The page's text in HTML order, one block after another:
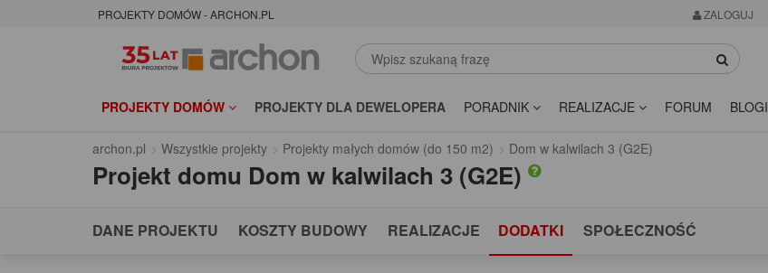
PROJEKTY DOMÓW - ARCHON.PL ZALOGUJ
PROJEKTY DOMÓW PROJEKTY DLA DEWELOPERA PORADNIK REALIZACJE FORUM BLOGI
archon.pl Wszystkie projekty Projekty małych domów (do 150 m2) Dom w kalwilach 3 (G2E)
Projekt domu Dom w kalwilach 3 (G2E)
DANE PROJEKTU KOSZTY BUDOWY REALIZACJE DODATKI SPOŁECZNOŚĆ